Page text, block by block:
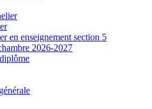
en enseignement section 5
2026-2027